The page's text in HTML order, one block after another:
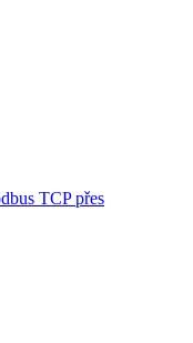
TCP přes